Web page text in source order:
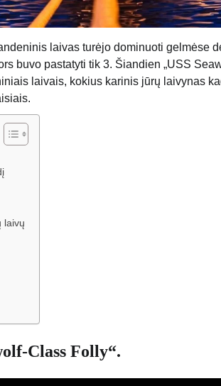
laivas turėjo dominuoti gelmėse
buvo pastatyti tik 3. Šiandien „USS
laivais, kokius karinis jūrų laivynas
laivų
Class Folly“.